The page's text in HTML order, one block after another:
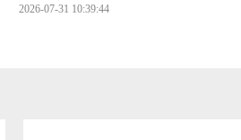
2026-07-31 10:39:44